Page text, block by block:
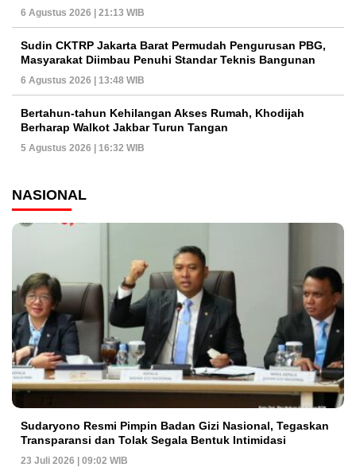
6 Agustus 2026 | 21:13 WIB
Sudin CKTRP Jakarta Barat Permudah Pengurusan PBG,
Masyarakat Diimbau Penuhi Standar Teknis Bangunan
6 Agustus 2026 | 13:48 WIB
Bertahun-tahun Kehilangan Akses Rumah, Khodijah
Berharap Walkot Jakbar Turun Tangan
5 Agustus 2026 | 16:32 WIB
NASIONAL
Sudaryono Resmi Pimpin Badan Gizi Nasional, Tegaskan
Transparansi dan Tolak Segala Bentuk Intimidasi
23 Juli 2026 | 09:02 WIB